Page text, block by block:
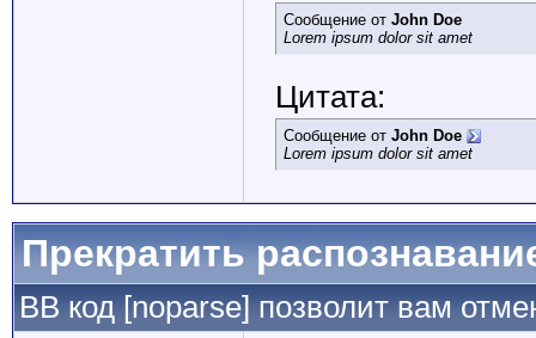
Сообщение от John Doe
Lorem ipsum dolor sit amet
Цитата:
Сообщение от John Doe
Lorem ipsum dolor sit amet
Прекратить
BB код [noparse] позволит вам